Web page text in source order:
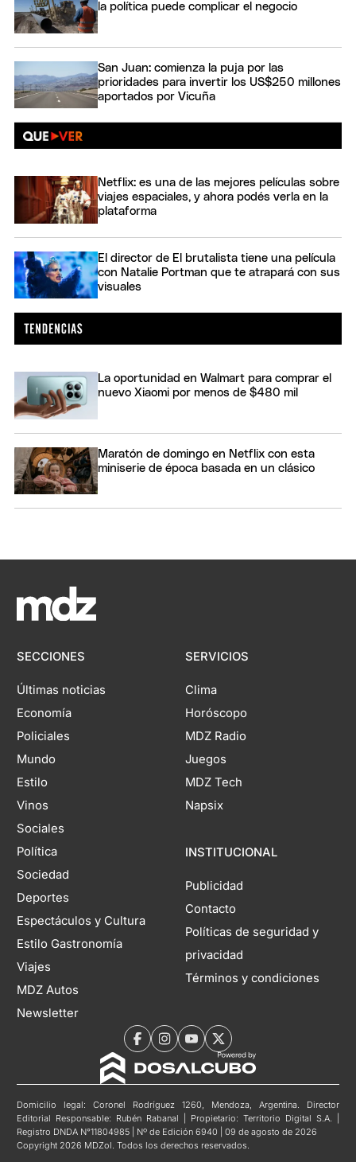
la política puede complicar el negocio
San Juan: comienza la puja por las
prioridades para invertir los US$250 millones
aportados por Vicuña
Netflix: es una de las mejores películas sobre
viajes espaciales, y ahora podés verla en la
plataforma
El director de El brutalista tiene una película
con Natalie Portman que te atrapará con sus
visuales
La oportunidad en Walmart para comprar el
nuevo Xiaomi por menos de $480 mil
Maratón de domingo en Netflix con esta
miniserie de época basada en un clásico
SECCIONES
Últimas noticias
Economía
Policiales
Mundo
Estilo
Vinos
Sociales
Política
Sociedad
Deportes
Espectáculos y Cultura
Estilo Gastronomía
Viajes
MDZ Autos
Newsletter
SERVICIOS
Clima
Horóscopo
MDZ Radio
Juegos
MDZ Tech
Napsix
INSTITUCIONAL
Publicidad
Contacto
Políticas de seguridad y
privacidad
Términos y condiciones
Domicilio legal: Coronel Rodríguez 1260, Mendoza, Argentina. Director
Editorial Responsable: Rubén Rabanal | Propietario: Territorio Digital S.A. |
Registro DNDA N°11804985 | Nº de Edición 6940 | 09 de agosto de 2026
Copyright 2026 MDZol. Todos los derechos reservados.